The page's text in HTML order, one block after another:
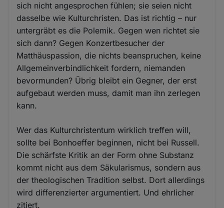
sich nicht angesprochen fühlen; sie seien nicht
dasselbe wie Kulturchristen. Das ist richtig – nur
untergräbt es die Polemik. Gegen wen richtet sie
sich dann? Gegen Konzertbesucher der
Matthäuspassion, die nichts beanspruchen, keine
Allgemeinverbindlichkeit fordern, niemanden
bevormunden? Übrig bleibt ein Gegner, der erst
aufgebaut werden muss, damit man ihn zerlegen
kann.
Wer das Kulturchristentum wirklich treffen will,
sollte bei Bonhoeffer beginnen, nicht bei Russell.
Die schärfste Kritik an der Form ohne Substanz
kommt nicht aus dem Säkularismus, sondern aus
der theologischen Tradition selbst. Dort allerdings
wird differenzierter argumentiert. Und ehrlicher
zitiert.